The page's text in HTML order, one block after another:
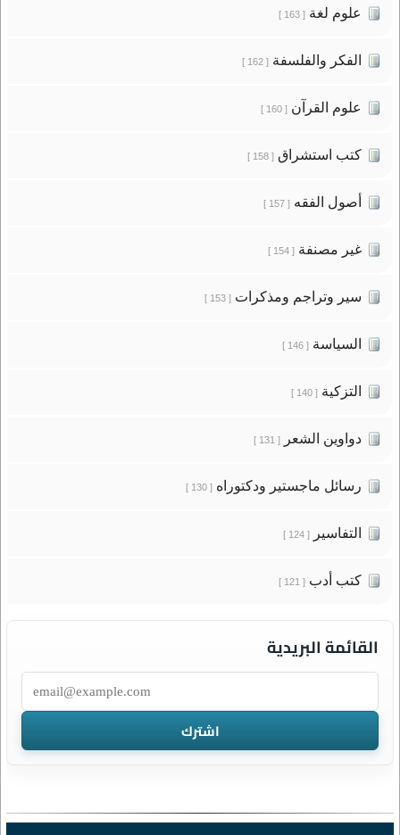
علوم لغة[ 163 ]
الفكر والفلسفة[ 162 ]
علوم القرآن[ 160 ]
كتب استشراق[ 158 ]
أصول الفقه[ 157 ]
غير مصنفة[ 154 ]
سير وتراجم ومذكرات[ 153 ]
السياسة[ 146 ]
التزكية[ 140 ]
دواوين الشعر[ 131 ]
رسائل ماجستير ودكتوراه[ 130 ]
التفاسير[ 124 ]
كتب أدب[ 121 ]
القائمة البريدية